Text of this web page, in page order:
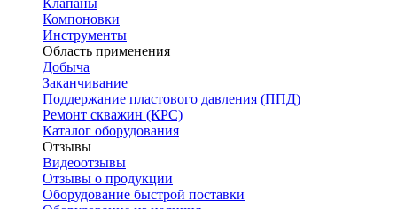
Клапаны
Компоновки
Инструменты
Область применения
Добыча
Заканчивание
Поддержание пластового давления (ППД)
Ремонт скважин (КРС)
Каталог оборудования
Отзывы
Видеоотзывы
Отзывы о продукции
Оборудование быстрой поставки